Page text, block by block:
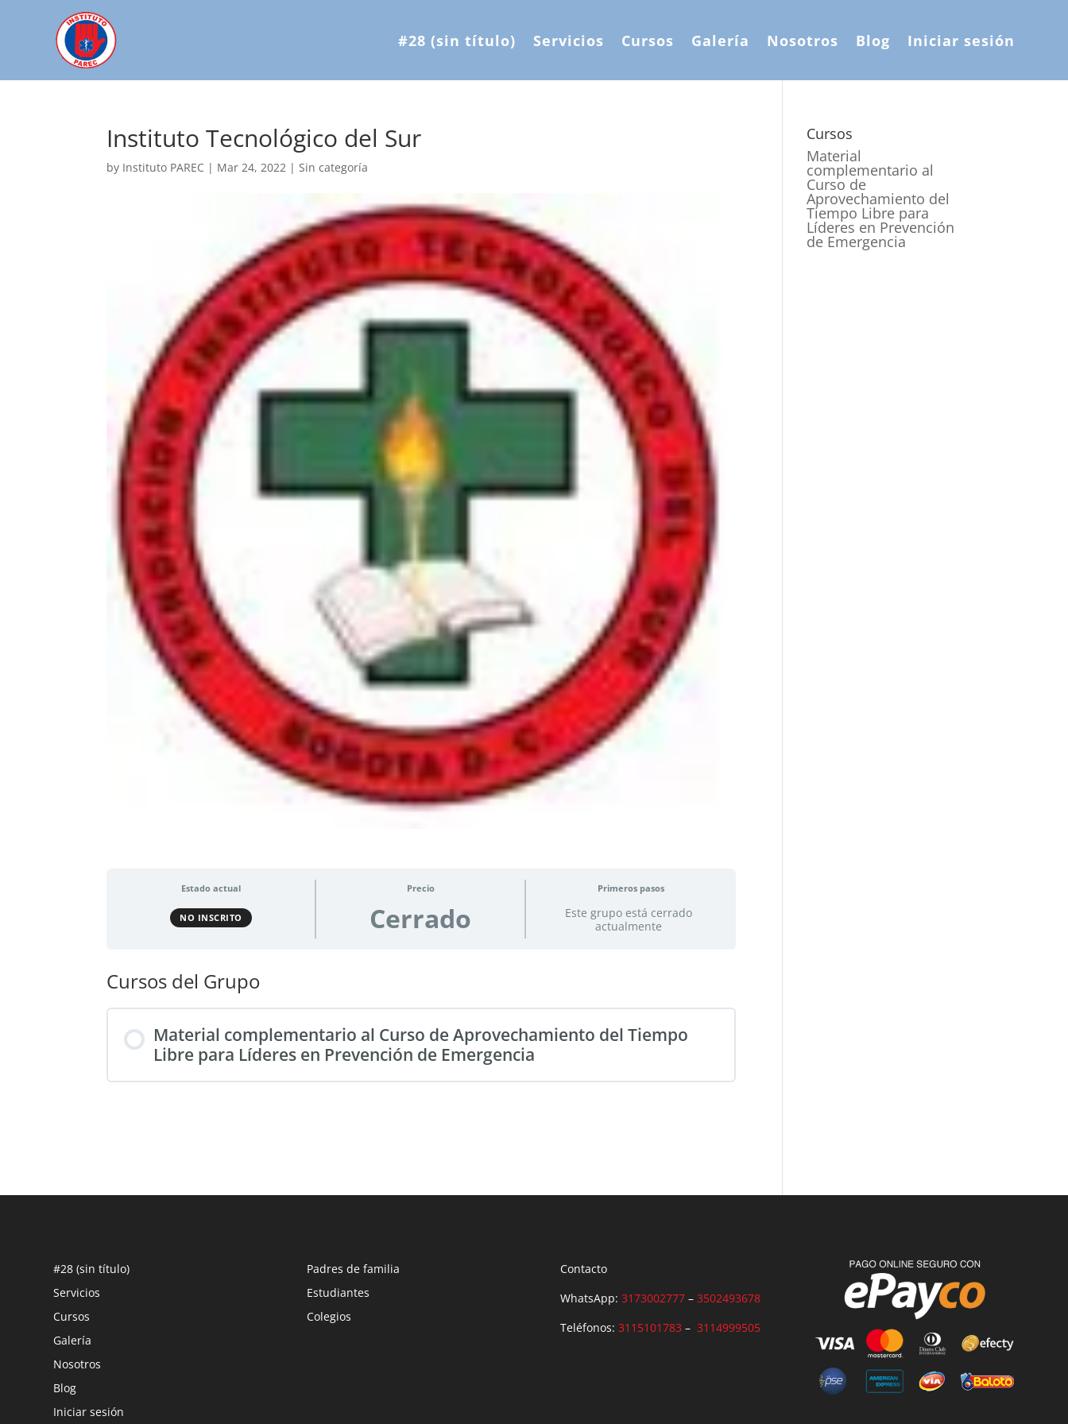
#28 (sin título) Servicios Cursos Galería Nosotros Blog Iniciar sesión
Instituto Tecnológico del Sur
by Instituto PAREC | Mar 24, 2022 | Sin categoría
Estado actual
NO INSCRITO
Precio
Cerrado
Primeros pasos
Este grupo está cerrado
actualmente
Cursos del Grupo
Material complementario al Curso de Aprovechamiento del Tiempo
Libre para Líderes en Prevención de Emergencia
Cursos
Material
complementario al
Curso de
Aprovechamiento del
Tiempo Libre para
Líderes en Prevención
de Emergencia
#28 (sin título)
Servicios
Cursos
Galería
Nosotros
Blog
Iniciar sesión
Padres de familia
Estudiantes
Colegios
Contacto
WhatsApp:3173002777 –3502493678
Teléfonos:3115101783 –3114999505